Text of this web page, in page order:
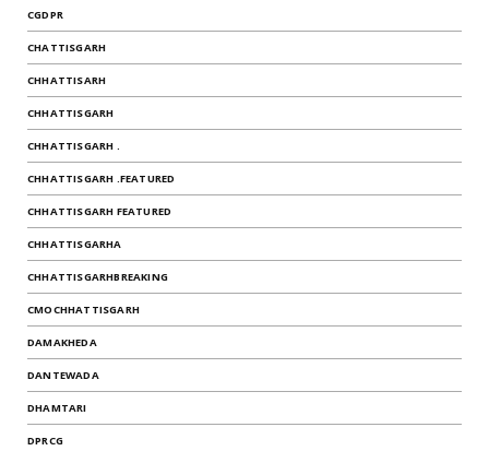
CGDPR
CHATTISGARH
CHHATTISARH
CHHATTISGARH
CHHATTISGARH .
CHHATTISGARH .FEATURED
CHHATTISGARH FEATURED
CHHATTISGARHA
CHHATTISGARHBREAKING
CMOCHHATTISGARH
DAMAKHEDA
DANTEWADA
DHAMTARI
DPRCG